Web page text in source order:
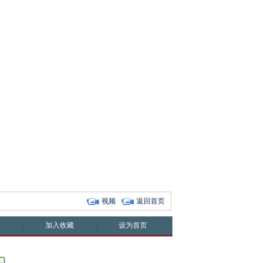
返回首页
视频
加入收藏 设为首页